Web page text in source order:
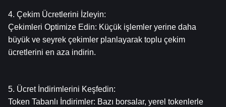
4. Çekim Ücretlerini İzleyin:
Çekimleri Optimize Edin: Küçük işlemler yerine daha
büyük ve seyrek çekimler planlayarak toplu çekim
ücretlerini en aza indirin.
5. Ücret İndirimlerini Keşfedin:
Token Tabanlı İndirimler: Bazı borsalar, yerel tokenlerle